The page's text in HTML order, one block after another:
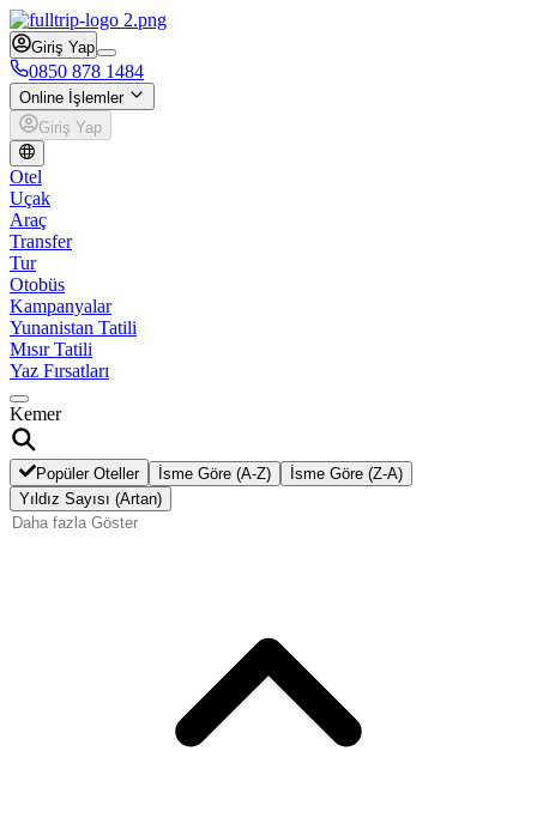
Giriş Yap
0850 878 1484
Online İşlemler
Giriş Yap
Otel
Uçak
Araç
Transfer
Tur
Otobüs
Kampanyalar
Yunanistan Tatili
Mısır Tatili
Yaz Fırsatları
Kemer
Popüler Oteller İsme Göre (A-Z)
İsme Göre (Z-A)
Yıldız Sayısı (Artan)